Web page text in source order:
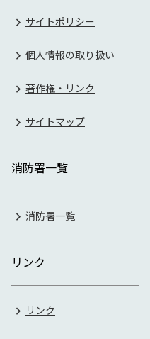
サイトポリシー
個人情報の取り扱い
著作権・リンク
サイトマップ
消防署一覧
消防署一覧
リンク
リンク